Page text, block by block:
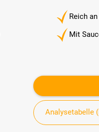
Reich
Mit
Analysetabelle